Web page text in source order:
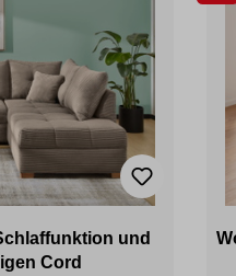
und
Cord